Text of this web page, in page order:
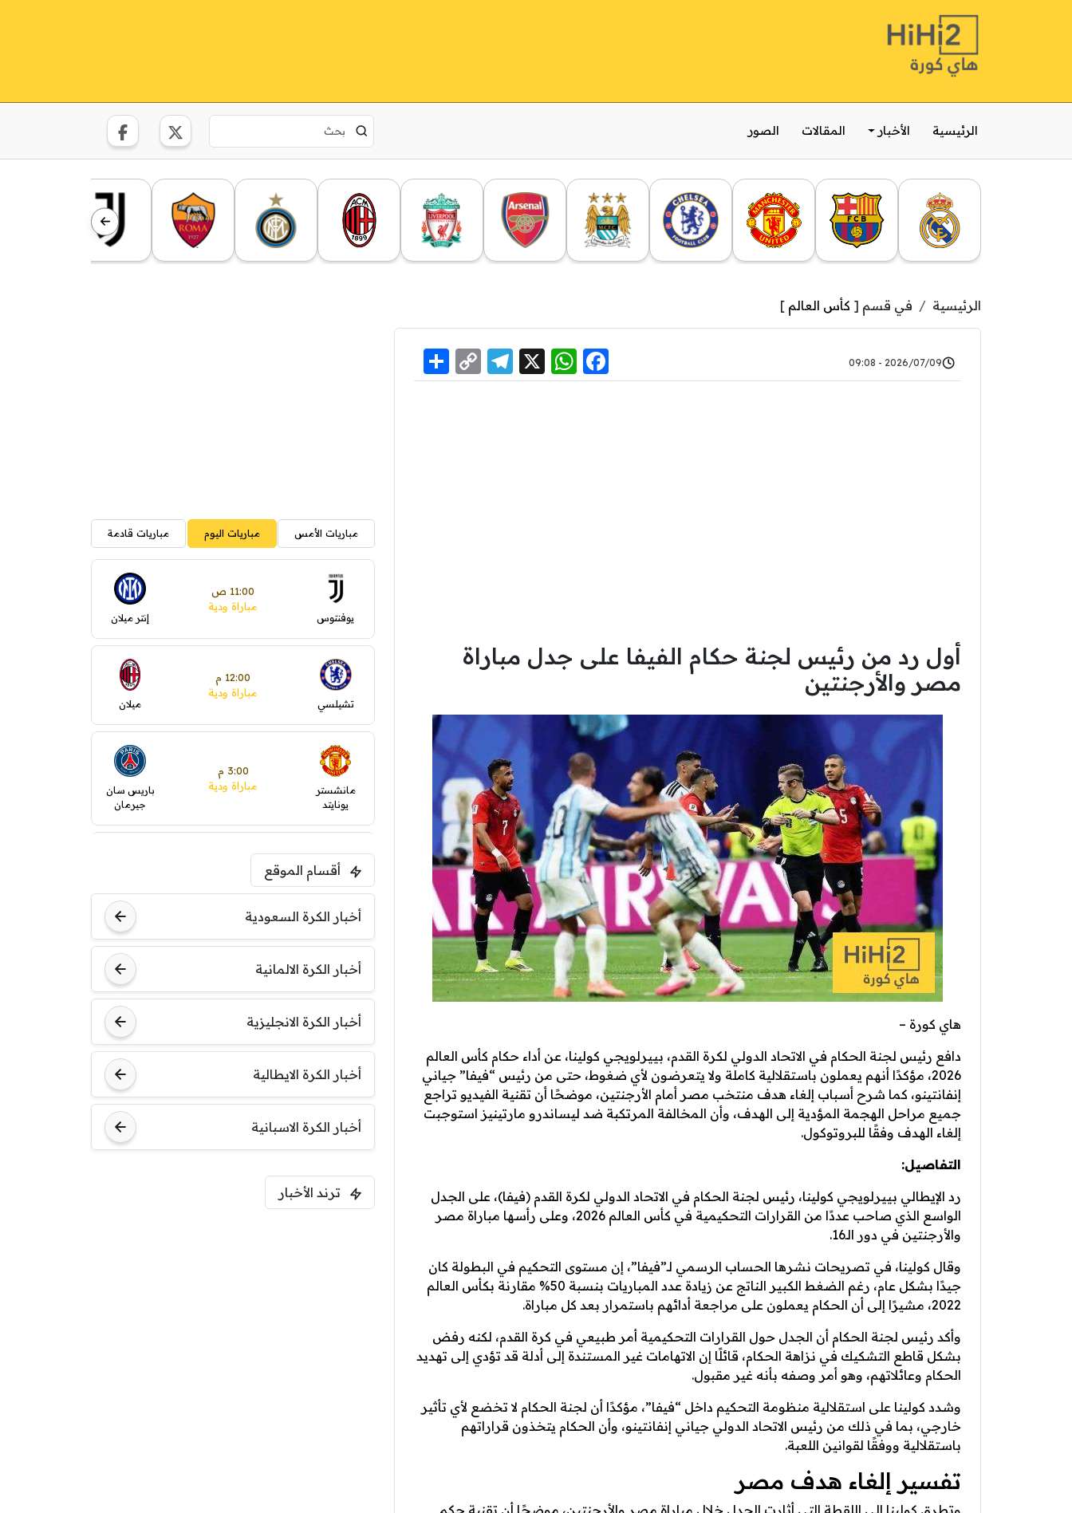
الرئيسية الأخبار المقالات الصور
الرئيسية في قسم [ كأس العالم ]
2026/07/09 - 09:08
Facebook
WhatsApp
X
Telegram
Copy
Link
أول رد من رئيس لجنة حكام الفيفا على جدل مباراة
مصر والأرجنتين
هاي كورة –
دافع رئيس لجنة الحكام في الاتحاد الدولي لكرة القدم، بييرلويجي كولينا، عن أداء حكام كأس العالم
2026، مؤكدًا أنهم يعملون باستقلالية كاملة ولا يتعرضون لأي ضغوط، حتى من رئيس “فيفا” جياني
إنفانتينو، كما شرح أسباب إلغاء هدف منتخب مصر أمام الأرجنتين، موضحًا أن تقنية الفيديو تراجع
جميع مراحل الهجمة المؤدية إلى الهدف، وأن المخالفة المرتكبة ضد ليساندرو مارتينيز استوجبت
إلغاء الهدف وفقًا للبروتوكول.
التفاصيل:
رد الإيطالي بييرلويجي كولينا، رئيس لجنة الحكام في الاتحاد الدولي لكرة القدم (فيفا)، على الجدل
الواسع الذي صاحب عددًا من القرارات التحكيمية في كأس العالم 2026، وعلى رأسها مباراة مصر
والأرجنتين في دور الـ16.
وقال كولينا، في تصريحات نشرها الحساب الرسمي لـ”فيفا”، إن مستوى التحكيم في البطولة كان
جيدًا بشكل عام، رغم الضغط الكبير الناتج عن زيادة عدد المباريات بنسبة 50% مقارنة بكأس العالم
2022، مشيرًا إلى أن الحكام يعملون على مراجعة أدائهم باستمرار بعد كل مباراة.
وأكد رئيس لجنة الحكام أن الجدل حول القرارات التحكيمية أمر طبيعي في كرة القدم، لكنه رفض
بشكل قاطع التشكيك في نزاهة الحكام، قائلًا إن الاتهامات غير المستندة إلى أدلة قد تؤدي إلى تهديد
الحكام وعائلاتهم، وهو أمر وصفه بأنه غير مقبول.
وشدد كولينا على استقلالية منظومة التحكيم داخل “فيفا”، مؤكدًا أن لجنة الحكام لا تخضع لأي تأثير
خارجي، بما في ذلك من رئيس الاتحاد الدولي جياني إنفانتينو، وأن الحكام يتخذون قراراتهم
باستقلالية ووفقًا لقوانين اللعبة.
تفسير إلغاء هدف مصر
وتطرق كولينا إلى اللقطة التي أثارت الجدل خلال مباراة مصر والأرجنتين، موضحًا أن تقنية حكم
مباريات الأمس مباريات اليوم مباريات قادمة
يوفنتوس
11:00 ص
مباراة ودية
إنتر ميلان
تشيلسي
12:00 م
مباراة ودية
ميلان
مانشستر
يونايتد
3:00 م
مباراة ودية
باريس سان
جيرمان
فرينتسفاروشي ريال مدريد
مباراة ودية
نوتنغهام
فورست
اودينيزي
8:00 م
برشلونة
أقسام الموقع
أخبار الكرة السعودية
أخبار الكرة الالمانية
أخبار الكرة الانجليزية
أخبار الكرة الايطالية
أخبار الكرة الاسبانية
ترند الأخبار